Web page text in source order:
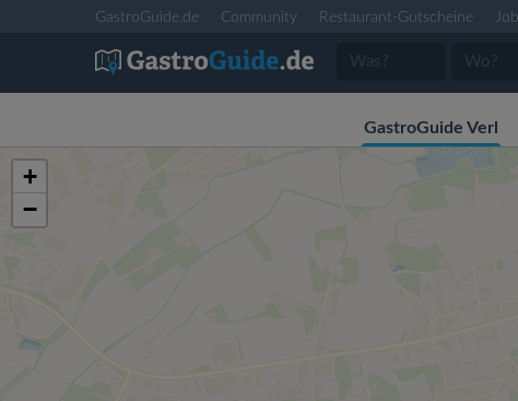
GastroGuide.de Community Restaurant-Gutscheine
GastroGuide Verl
+
−